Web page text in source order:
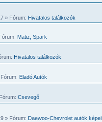
» Fórum: Hivatalos találkozók
Matiz, Spark
Hivatalos találkozók
Eladó Autók
Csevegő
» Fórum: Daewoo-Chevrolet autók képei